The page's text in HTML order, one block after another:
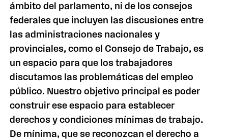
ámbito del parlamento, ni de los consejos
federales que incluyen las discusiones entre
las administraciones nacionales y
provinciales, como el Consejo de Trabajo, es
un espacio para que los trabajadores
discutamos las problemáticas del empleo
público. Nuestro objetivo principal es poder
construir ese espacio para establecer
derechos y condiciones mínimas de trabajo.
De mínima, que se reconozcan el derecho a